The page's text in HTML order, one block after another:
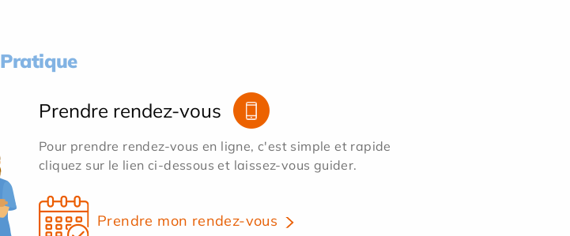
Pratique
Prendre rendez-vous
Pour prendre rendez-vous en ligne, c'est simple et rapide
cliquez sur le lien ci-dessous et laissez-vous guider.
Prendre mon rendez-vous